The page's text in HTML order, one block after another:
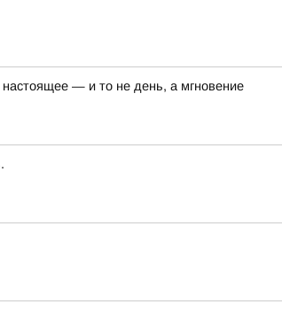
— и то не день, а мгновение